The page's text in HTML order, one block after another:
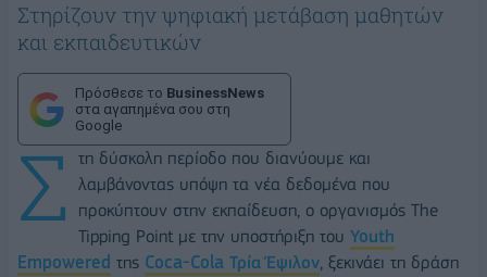
Στηρίζουν την ψηφιακή μετάβαση μαθητών
και εκπαιδευτικών
Πρόσθεσε το BusinessNews
στα αγαπημένα σου στη
Google
Σ τη δύσκολη περίοδο που διανύουμε και
λαμβάνοντας υπόψη τα νέα δεδομένα που
προκύπτουν στην εκπαίδευση, ο οργανισμός The
Tipping Point με την υποστήριξη του Youth
Empowered της Coca-Cola Τρία Έψιλον, ξεκινάει τη δράση